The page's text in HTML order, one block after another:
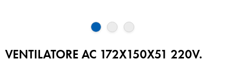
VENTILATORE AC 172X150X51 220V.